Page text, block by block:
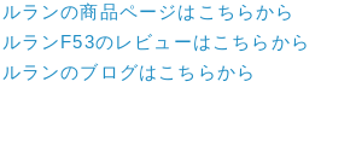
ランの商品ページはこちらから
ランF53のレビューはこちらから
ランのブログはこちらから